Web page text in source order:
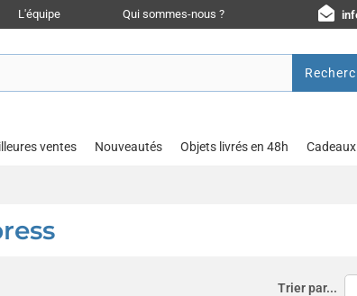
L'équipe Qui sommes-nous ?
ventes Nouveautés Objets livrés en 48h
Trier par...